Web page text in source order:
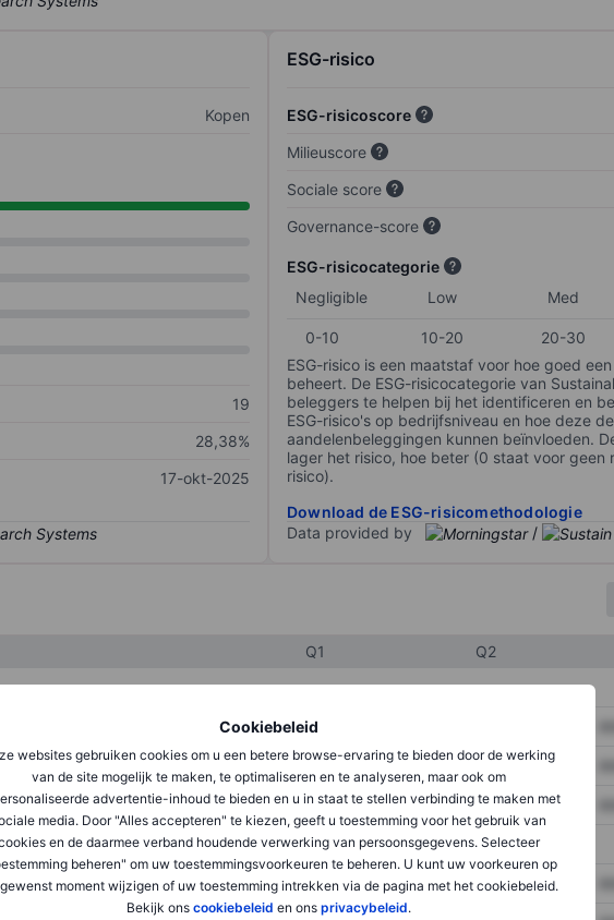
Cookiebeleid
websites gebruiken cookies om u een betere browse-ervaring te bieden door de werking
van de site mogelijk te maken, te optimaliseren en te analyseren, maar ook om
advertentie-inhoud te bieden en u in staat te stellen verbinding te maken met
media. Door "Alles accepteren" te kiezen, geeft u toestemming voor het gebruik van
en de daarmee verband houdende verwerking van persoonsgegevens. Selecteer
beheren" om uw toestemmingsvoorkeuren te beheren. U kunt uw voorkeuren op
moment wijzigen of uw toestemming intrekken via de pagina met het cookiebeleid.
Bekijk ons cookiebeleid en ons privacybeleid.
Kopen
19
28,38%
17-okt-2025
ESG-risico
ESG-risicoscore
Milieuscore
Sociale score
Governance-score
ESG-risicocategorie
Negligible
Low Med
0-10 10-20 20-30
ESG-risico is een maatstaf voor hoe goed
beheert. De ESG-risicocategorie van
beleggers te helpen bij het identificeren en
ESG-risico's op bedrijfsniveau en hoe deze
aandelenbeleggingen kunnen beïnvloeden.
lager het risico, hoe beter (0 staat voor geen
risico).
Download de ESG-risicomethodologie
Data provided by
/
Q1 Q2
XXXXXXX
XXXXXXX XXXXXXX
XXXXXXX XXXXXXX
XXXXXXX XXXXXXX